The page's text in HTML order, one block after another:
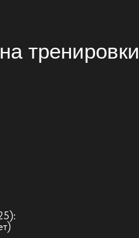
тренировки